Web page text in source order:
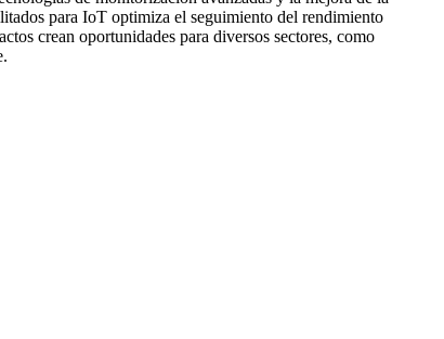
para IoT optimiza el seguimiento del rendimiento
crean oportunidades para diversos sectores, como